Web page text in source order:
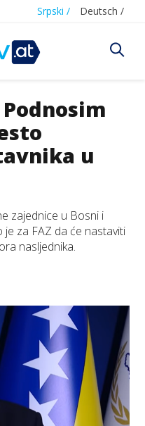
Srpski / Deutsch /
u
zajednice u Bosni i
je za FAZ da će nastaviti
nasljednika.